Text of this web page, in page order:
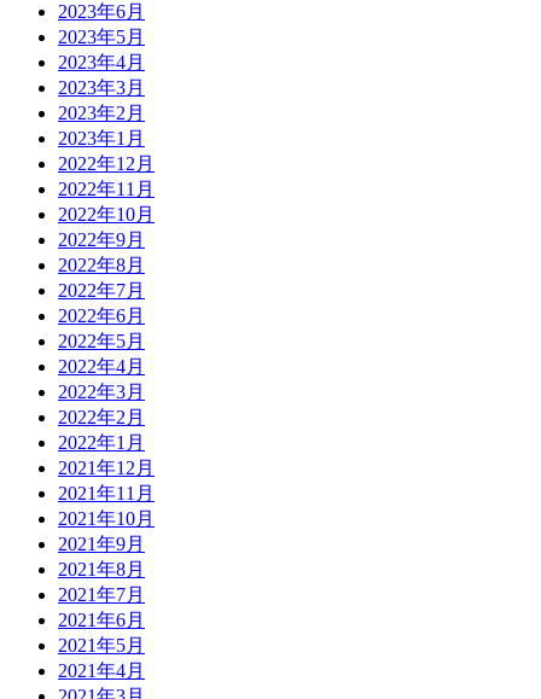
2023年6月
2023年5月
2023年4月
2023年3月
2023年2月
2023年1月
2022年12月
2022年11月
2022年10月
2022年9月
2022年8月
2022年7月
2022年6月
2022年5月
2022年4月
2022年3月
2022年2月
2022年1月
2021年12月
2021年11月
2021年10月
2021年9月
2021年8月
2021年7月
2021年6月
2021年5月
2021年4月